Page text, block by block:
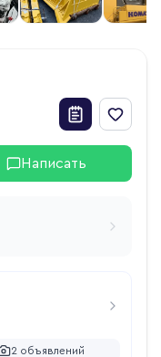
Написать
2 объявлений